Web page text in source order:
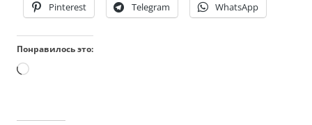
Pinterest Telegram WhatsApp
Понравилось это:
Загрузка…